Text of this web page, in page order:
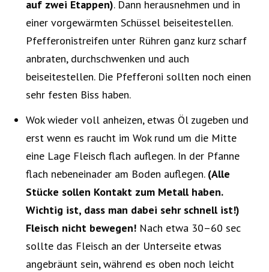
auf zwei Etappen). Dann herausnehmen und in
einer vorgewärmten Schüssel beiseitestellen.
Pfefferonistreifen unter Rühren ganz kurz scharf
anbraten, durchschwenken und auch
beiseitestellen. Die Pfefferoni sollten noch einen
sehr festen Biss haben.
Wok wieder voll anheizen, etwas Öl zugeben und
erst wenn es raucht im Wok rund um die Mitte
eine Lage Fleisch flach auflegen. In der Pfanne
flach nebeneinader am Boden auflegen. (Alle
Stücke sollen Kontakt zum Metall haben.
Wichtig ist, dass man dabei sehr schnell ist!)
Fleisch nicht bewegen!Nach etwa 30–60 sec
sollte das Fleisch an der Unterseite etwas
angebräunt sein, während es oben noch leicht